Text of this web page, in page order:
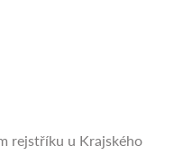
rejstříku u Krajského